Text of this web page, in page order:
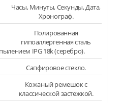
Часы, Минуты, Секунды, Дата,
Хронограф.
Полированная
гипоаллергенная сталь
IPG 18k (серебро).
Сапфировое стекло.
Кожаный ремешок с
классической застежкой.